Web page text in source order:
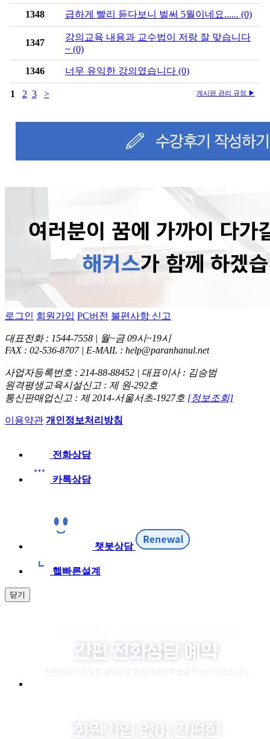
1348 급하게 빨리 듣다보니 벌써 5월이네요...... (0)
1347
강의교육 내용과 교수법이 저랑 잘 맞습니다
~ (0)
1346 너무 유익한 강의였습니다 (0)
1 2 3 > 게시판 관리 규정 ▶
로그인 회원가입 PC버전 불편사항 신고
대표전화 : 1544-7558 | 월~금 09시~19시
FAX : 02-536-8707 | E-MAIL : help@paranhanul.net
사업자등록번호 : 214-88-88452 | 대표이사 : 김승범
원격평생교육시설신고 : 제 원-292호
통신판매업신고 : 제 2014-서울서초-1927호 [정보조회]
이용약관 개인정보처리방침
전화상담
카톡상담
챗봇상담
햌빠른설계
닫기